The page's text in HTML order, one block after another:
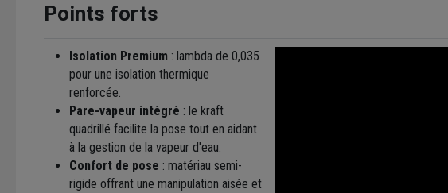
Points forts
Isolation Premium : lambda de 0,035
pour une isolation thermique
renforcée.
Pare-vapeur intégré : le kraft
quadrillé facilite la pose tout en aidant
à la gestion de la vapeur d'eau.
Confort de pose : matériau semi-
rigide offrant une manipulation aisée et